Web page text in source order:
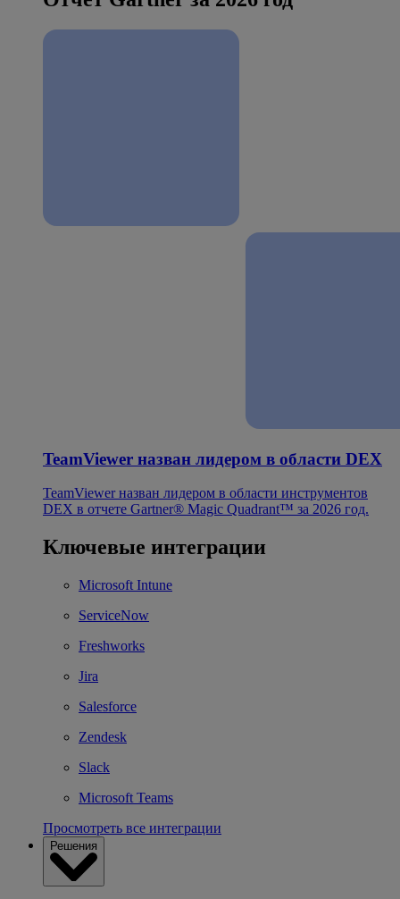
TeamViewer назван лидером в области DEX
TeamViewer назван лидером в области инструментов
DEX в отчете Gartner® Magic Quadrant™ за 2026 год.
Ключевые интеграции
Microsoft Intune
ServiceNow
Freshworks
Jira
Salesforce
Zendesk
Slack
Microsoft Teams
Просмотреть все интеграции
Решения